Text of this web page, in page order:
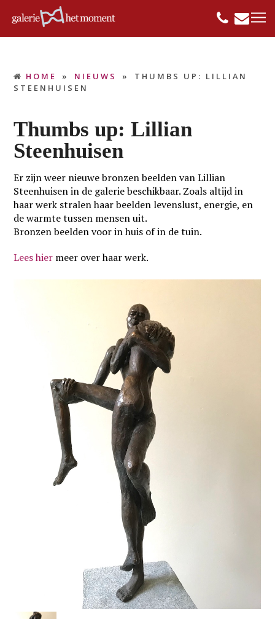
HOME » NIEUWS »
THUMBS UP: LILLIAN
STEENHUISEN
Thumbs up: Lillian
Steenhuisen
Er zijn weer nieuwe bronzen beelden van Lillian
Steenhuisen in de galerie beschikbaar. Zoals altijd in
haar werk stralen haar beelden levenslust, energie, en
de warmte tussen mensen uit.
Bronzen beelden voor in huis of in de tuin.
Lees hier meer over haar werk.